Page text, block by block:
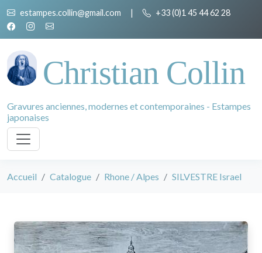
estampes.collin@gmail.com | +33 (0)1 45 44 62 28
Christian Collin
Gravures anciennes, modernes et contemporaines - Estampes
japonaises
Accueil Catalogue Rhone / Alpes SILVESTRE Israel